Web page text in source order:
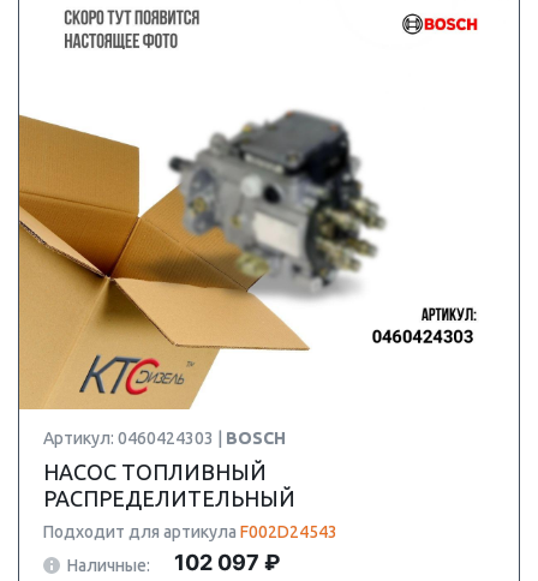
Артикул: 0460424303 | BOSCH
НАСОС ТОПЛИВНЫЙ
РАСПРЕДЕЛИТЕЛЬНЫЙ
Подходит для артикула F002D24543
Наличные:
102 097 ₽